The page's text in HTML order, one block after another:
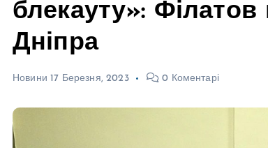
блекауту»:
Дніпра
Новини 17 Березня, 2023 0 Коментарі